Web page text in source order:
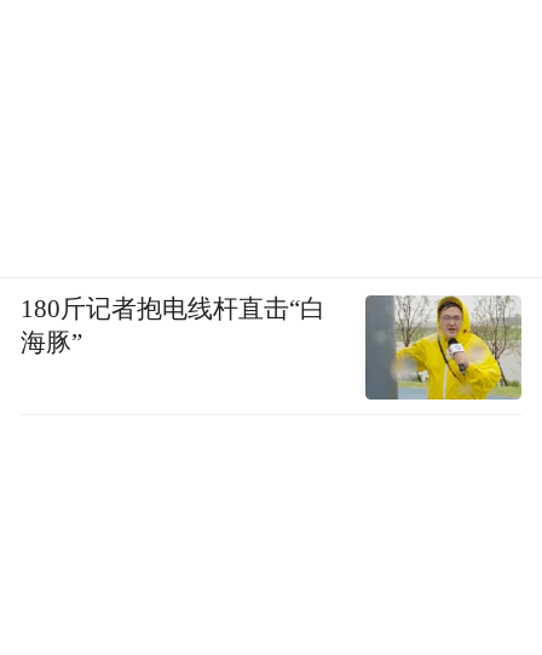
180斤记者抱电线杆直击“白
海豚”